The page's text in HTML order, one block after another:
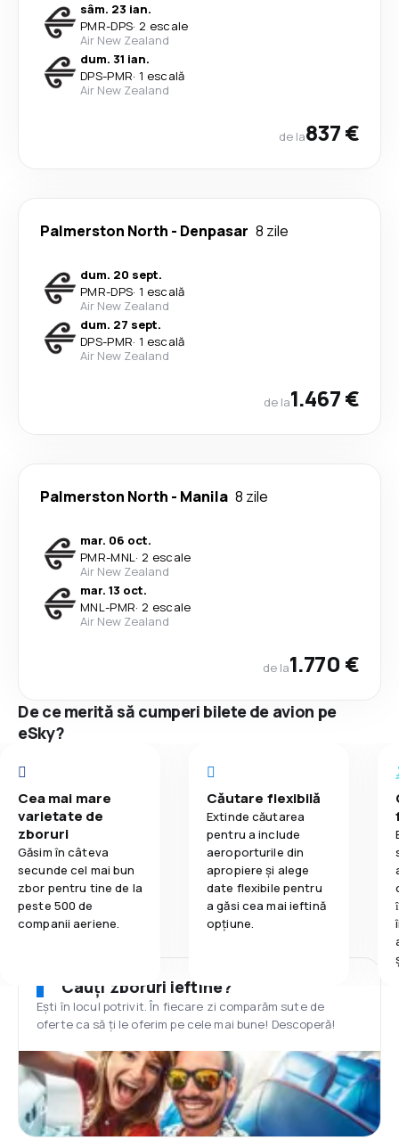
sâm. 23 ian.
PMR-DPS· 2 escale
Air New Zealand
dum. 31 ian.
DPS-PMR· 1 escală
Air New Zealand
de la837 €
Palmerston North - Denpasar 8 zile
dum. 20 sept.
PMR-DPS· 1 escală
Air New Zealand
dum. 27 sept.
DPS-PMR· 1 escală
Air New Zealand
de la1.467 €
Palmerston North - Manila 8 zile
mar. 06 oct.
PMR-MNL· 2 escale
Air New Zealand
mar. 13 oct.
MNL-PMR· 2 escale
Air New Zealand
de la1.770 €
De ce merită să cumperi bilete de avion pe
eSky?
Cea mai mare
varietate de
zboruri
Găsim în câteva
secunde cel mai bun
zbor pentru tine de la
peste 500 de
companii aeriene.
Căutare flexibilă
Extinde căutarea
pentru a include
aeroporturile din
apropiere și alege
date flexibile pentru
a găsi cea mai ieftină
opțiune.
Cauți zboruri ieftine?
Ești în locul potrivit. În fiecare zi comparăm sute de
oferte ca să ți le oferim pe cele mai bune! Descoperă!